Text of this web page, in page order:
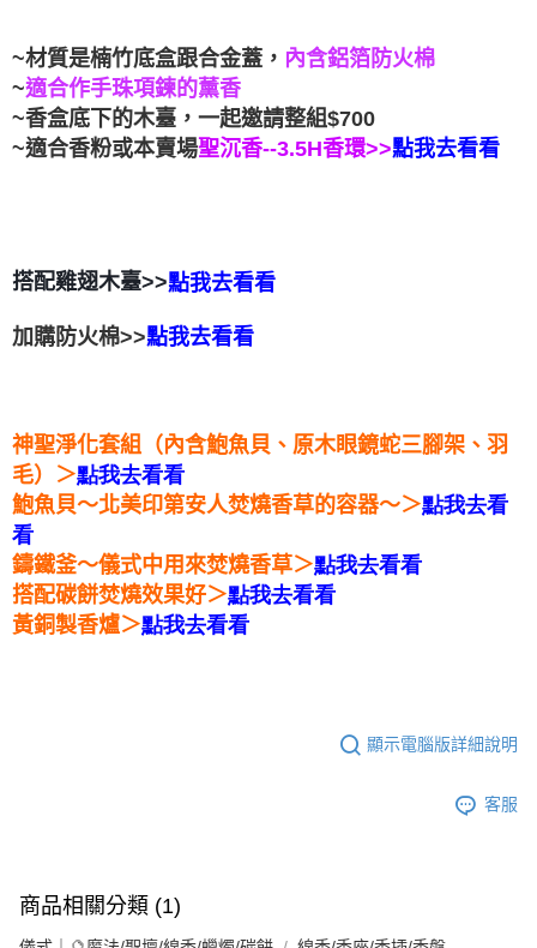
~材質是楠竹底盒跟合金蓋， 內含鋁箔防火棉
~適合作手珠項鍊的薰香
~香盒底下的木臺，一起邀請整組$700
~適合香粉或本賣場聖沉香--3.5H香環>>點我去看看
搭配雞翅木臺>>點我去看看
加購防火棉>>點我去看看
神聖淨化套組（內含鮑魚貝、原木眼鏡蛇三腳架、羽
毛）＞點我去看看
鮑魚貝～北美印第安人焚燒香草的容器～＞點我去看
看
鑄鐵釜～儀式中用來焚燒香草＞點我去看看
搭配碳餅焚燒效果好＞點我去看看
黃銅製香爐＞點我去看看
顯示電腦版詳細說明
客服
商品相關分類 (1)